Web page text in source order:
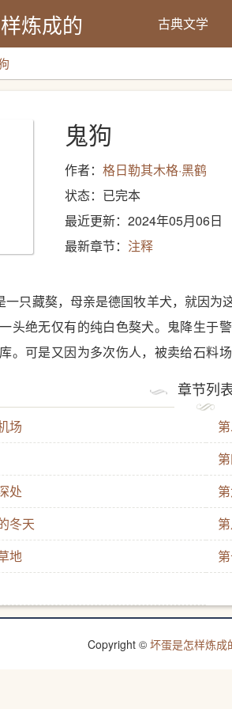
炼成的 古典文学
鬼狗
作者： 格日勒其木格·黑鹤
状态：已完本
最近更新：2024年05月06日
最新章节： 注释
一只藏獒，母亲是德国牧羊犬，就因
头绝无仅有的纯白色獒犬。鬼降生于
。可是又因为多次伤人，被卖给石料
失去了对温暖人心的信任与渴望。它
出乎意料的失败迫使它逃出度假村，
兽成为了传说中的雪狼。当它在蒙古
时，它再度遇到了那个曾经蹲在它身
次出现了爱，孩子温柔的抚摸，轻柔
定的缘。阿尔斯楞的真情温暖了鬼那
而，时光流逝的脚步无法阻止。鬼年
在那棵大树下，执著地等待着孩子的
团久久不愿融化的白雪…… 这头唤“
章节列
场
处
冬天
地
Copyright © 坏蛋是怎样炼成